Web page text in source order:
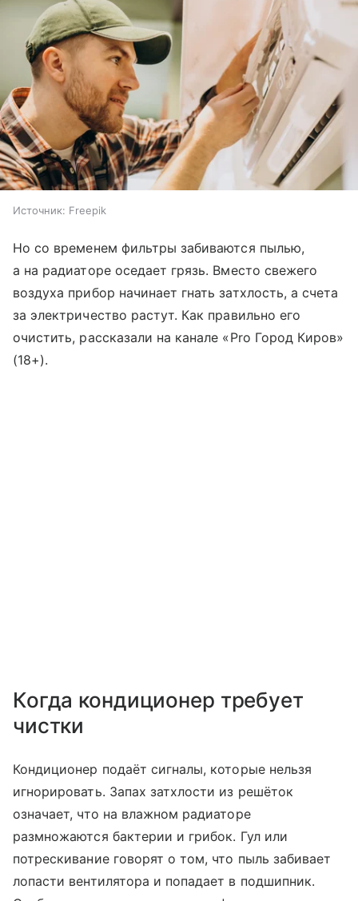
Источник: Freepik
Но со временем фильтры забиваются пылью,
а на радиаторе оседает грязь. Вместо свежего
воздуха прибор начинает гнать затхлость, а счета
за электричество растут. Как правильно его
очистить, рассказали на канале «Pro Город Киров»
(18+).
Когда кондиционер требует
чистки
Кондиционер подаёт сигналы, которые нельзя
игнорировать. Запах затхлости из решёток
означает, что на влажном радиаторе
размножаются бактерии и грибок. Гул или
потрескивание говорят о том, что пыль забивает
лопасти вентилятора и попадает в подшипник.